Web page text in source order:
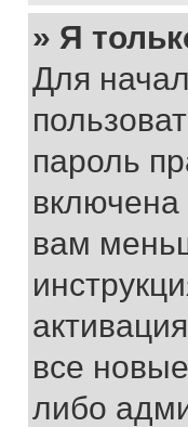
» Я
Для
пароль
включена
вам
все
либо